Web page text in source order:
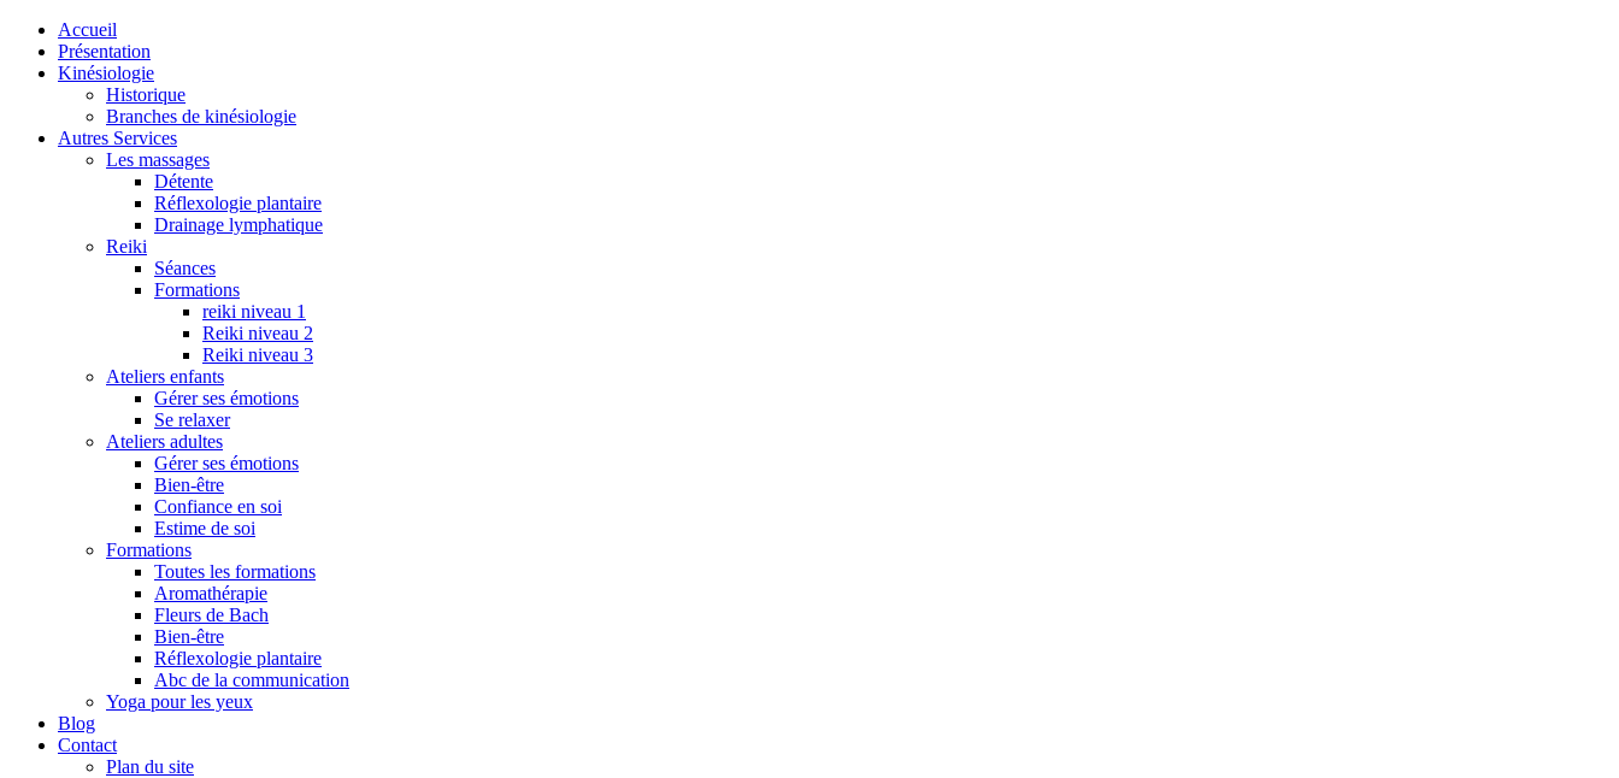
Accueil
Présentation
Kinésiologie
Historique
Branches de kinésiologie
Autres Services
Les massages
Détente
Réflexologie plantaire
Drainage lymphatique
Reiki
Séances
Formations
reiki niveau 1
Reiki niveau 2
Reiki niveau 3
Ateliers enfants
Gérer ses émotions
Se relaxer
Ateliers adultes
Gérer ses émotions
Bien-être
Confiance en soi
Estime de soi
Formations
Toutes les formations
Aromathérapie
Fleurs de Bach
Bien-être
Réflexologie plantaire
Abc de la communication
Yoga pour les yeux
Blog
Contact
Plan du site